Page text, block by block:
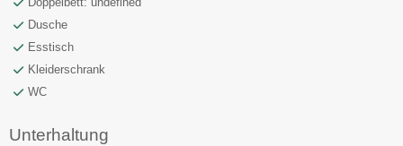
Dusche
Esstisch
Kleiderschrank
WC
Unterhaltung